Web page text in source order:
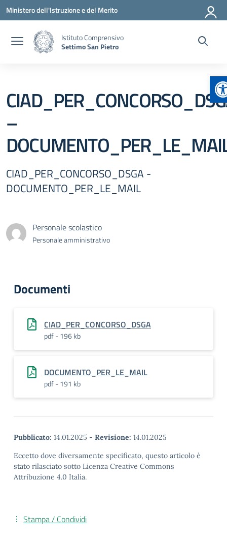
Vai ai contenuti
Vai al menu di navigazione
Vai al footer
Ministero dell'Istruzione e del Merito
Istituto Comprensivo
Settimo San Pietro
–
CIAD_PER_CONCORSO_DSGA -
DOCUMENTO_PER_LE_MAIL
Personale scolastico
Personale amministrativo
Documenti
CIAD_PER_CONCORSO_DSGA
pdf - 196 kb
DOCUMENTO_PER_LE_MAIL
pdf - 191 kb
Pubblicato: 14.01.2025 - Revisione: 14.01.2025
Eccetto dove diversamente specificato, questo articolo è
stato rilasciato sotto Licenza Creative Commons
Attribuzione 4.0 Italia.
Stampa / Condividi